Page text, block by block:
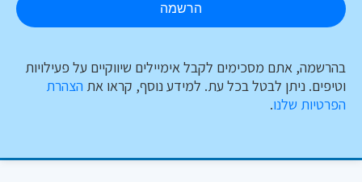
הרשמה
בהרשמה, אתם מסכימים לקבל אימיילים שיווקיים על פעילויות
וטיפים. ניתן לבטל בכל עת. למידע נוסף, קראו את הצהרת
הפרטיות שלנו.